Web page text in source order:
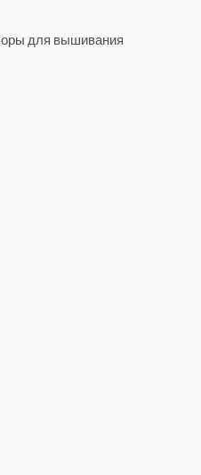
для вышивания